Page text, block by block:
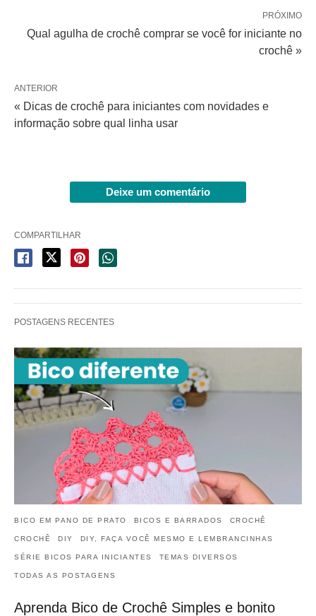
PRÓXIMO
Qual agulha de crochê comprar se você for iniciante no
crochê »
ANTERIOR
« Dicas de crochê para iniciantes com novidades e
informação sobre qual linha usar
Deixe um comentário
COMPARTILHAR
POSTAGENS RECENTES
BICO EM PANO DE PRATO BICOS E BARRADOS CROCHÊ
CROCHÊ DIY DIY, FAÇA VOCÊ MESMO E LEMBRANCINHAS
SÉRIE BICOS PARA INICIANTES TEMAS DIVERSOS
TODAS AS POSTAGENS
Aprenda Bico de Crochê Simples e bonito